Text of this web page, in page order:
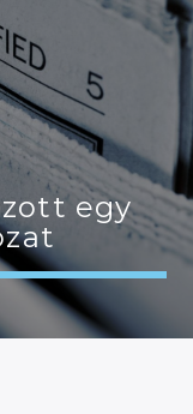
egy